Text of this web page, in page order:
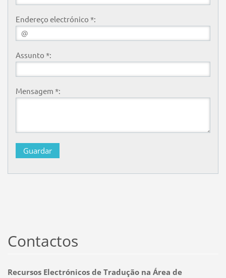
Endereço electrónico *:
Assunto *:
Mensagem *:
Contactos
Recursos Electrónicos de Tradução na Área de